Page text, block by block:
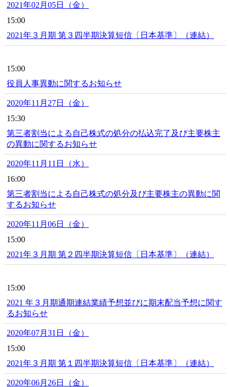
2021年02月05日（金）
15:00
2021年３月期 第３四半期決算短信〔日本基準〕（連結）
15:00
役員人事異動に関するお知らせ
2020年11月27日（金）
15:30
第三者割当による自己株式の処分の払込完了及び主要株主
の異動に関するお知らせ
2020年11月11日（水）
16:00
第三者割当による自己株式の処分及び主要株主の異動に関
するお知らせ
2020年11月06日（金）
15:00
2021年３月期 第２四半期決算短信〔日本基準〕（連結）
15:00
2021 年３月期通期連結業績予想並びに期末配当予想に関す
るお知らせ
2020年07月31日（金）
15:00
2021年３月期 第１四半期決算短信〔日本基準〕（連結）
2020年06月26日（金）